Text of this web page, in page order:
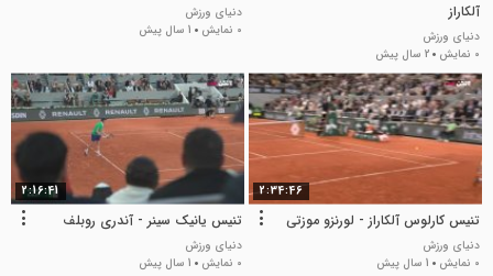
آلکاراز
دنیای ورزش
0 نمایش
2 سال پیش
دنیای ورزش
0 نمایش
1 سال پیش
2:34:46
تنیس کارلوس آلکاراز - لورنزو موزتی
دنیای ورزش
0 نمایش
1 سال پیش
2:16:41
تنیس یانیک سینر - آندری روبلف
دنیای ورزش
0 نمایش
1 سال پیش